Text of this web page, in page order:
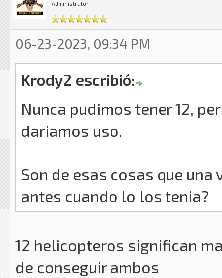
Administrator
06-23-2023, 09:34 PM
Krody2 escribió:
Nunca pudimos tener 12,
dariamos uso.
Son de esas cosas que
antes cuando lo los tenia?
12 helicopteros significan
de conseguir ambos